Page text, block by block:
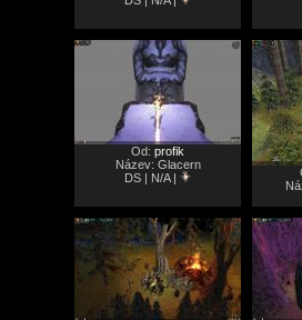
Od: profik
Název: Glacern
DS | N/A |